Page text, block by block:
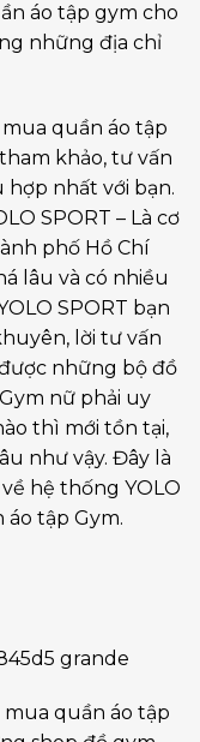
áo tập gym cho
những địa chỉ
quần áo tập
khảo, tư vấn
nhất với bạn.
SPORT – Là cơ
phố Hồ Chí
lâu và có nhiều
SPORT bạn
lời tư vấn
những bộ đồ
nữ phải uy
thì mới tồn tại,
như vậy. Đây là
hệ thống YOLO
tập Gym.
quần áo tập